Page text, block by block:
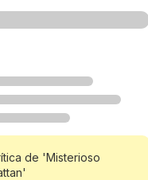
de 'Misterioso